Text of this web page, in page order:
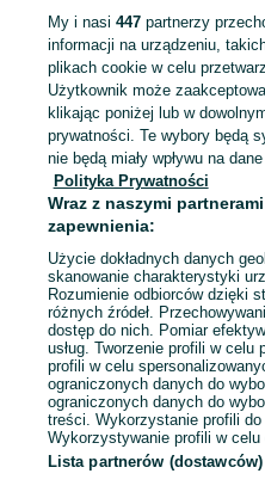
KATEGORIA
Mapa kategorii
Mapa miejscowości
Mapa ministron
Popularne wyszukiwania
My i nasi 447partnerzy
informacji na urządzeniu,
plikach cookie w celu
Użytkownik może
klikając poniżej lub w
prywatności. Te wybory będą
nie będą miały wpływu na
Polityka Prywatności
Wraz z naszymi
zapewnienia:
Użycie dokładnych danych
skanowanie charakterystyki
Rozumienie odbiorców dzięki
różnych źródeł.
dostęp do nich. Pomiar
usług. Tworzenie profili w celu
profili w celu
ograniczonych danych do
ograniczonych danych do
treści. Wykorzystanie profili
Wykorzystywanie profili w
Lista partnerów (dostawców)